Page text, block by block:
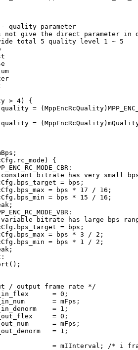
parameter
give the direct parameter in
total 5 quality level 1 ~ 5
> 4) {
=
{
has very small bps
= bps;
= bps * 17 / 16;
= bps * 15 / 16;
has large bps
= bps;
= bps * 3 / 2;
= bps * 1 / 2;
frame rate */
= 0;
= mFps;
= 1;
= 0;
= mFps;
= 1;
= mIInterval; /* i